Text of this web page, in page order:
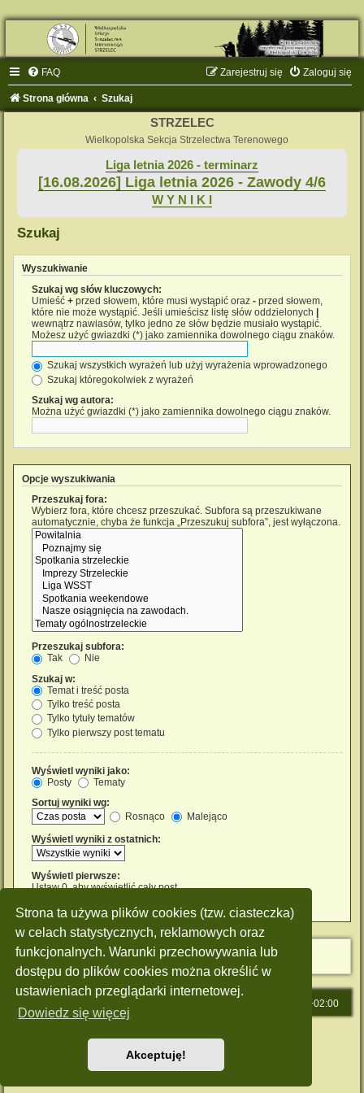
Strona ta używa plików cookies (tzw. ciasteczka)
w celach statystycznych, reklamowych oraz
funkcjonalnych. Warunki przechowywania lub
dostępu do plików cookies można określić w
ustawieniach przeglądarki internetowej.
Dowiedz się więcej
Akceptuję!
FAQ Zaloguj się
Zarejestruj się
Strona główna Szukaj
STRZELEC
Wielkopolska Sekcja Strzelectwa Terenowego
Liga letnia 2026 - terminarz
[16.08.2026] Liga letnia 2026 - Zawody 4/6
W Y N I K I
Szukaj
Wyszukiwanie
Szukaj wg słów kluczowych:
Umieść + przed słowem, które musi wystąpić oraz - przed słowem,
które nie może wystąpić. Jeśli umieścisz listę słów oddzielonych
wewnątrz nawiasów, tylko jedno ze słów będzie musiało wystąpić.
Możesz użyć gwiazdki (*) jako zamiennika dowolnego ciągu znaków.
Szukaj wszystkich wyrażeń lub użyj wyrażenia wprowadzonego
Szukaj któregokolwiek z wyrażeń
Szukaj wg autora:
Można użyć gwiazdki (*) jako zamiennika dowolnego ciągu znaków.
Opcje wyszukiwania
Przeszukaj fora:
Wybierz fora, które chcesz przeszukać. Subfora są przeszukiwane
automatycznie, chyba że funkcja „Przeszukuj subfora”, jest wyłączona.
Przeszukaj subfora:
Tak
Nie
Szukaj w:
Temat i treść posta
Tylko treść posta
Tylko tytuły tematów
Tylko pierwszy post tematu
Wyświetl wyniki jako:
Posty
Tematy
Sortuj wyniki wg:
Rosnąco
Malejąco
Wyświetl wyniki z ostatnich:
Wyświetl pierwsze:
Ustaw 0, aby wyświetlić cały post.
UTC+02:00
Style: Green-Style by Joyce&LunaphpBB-Style-Design
Zasady ochrony danych osobowych |Regulamin